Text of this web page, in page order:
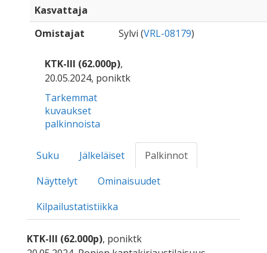
Kasvattaja
Omistajat
Sylvi (VRL-08179)
KTK-III (62.000p),
20.05.2024, poniktk
Tarkemmat
kuvaukset
palkinnoista
Suku Jälkeläiset
Palkinnot
Näyttelyt
Ominaisuudet
Kilpailustatistiikka
KTK-III (62.000p), poniktk